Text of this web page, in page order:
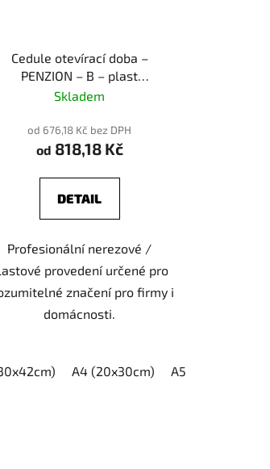
Cedule otevírací doba –
PENZION – B – plast
(piktogram)
Skladem
od 676,18 Kč bez DPH
od 818,18 Kč
DETAIL
Profesionální nerezové /
provedení určené pro
značení pro firmy i
domácnosti.
A4 (20x30cm) A5 (15x21cm)